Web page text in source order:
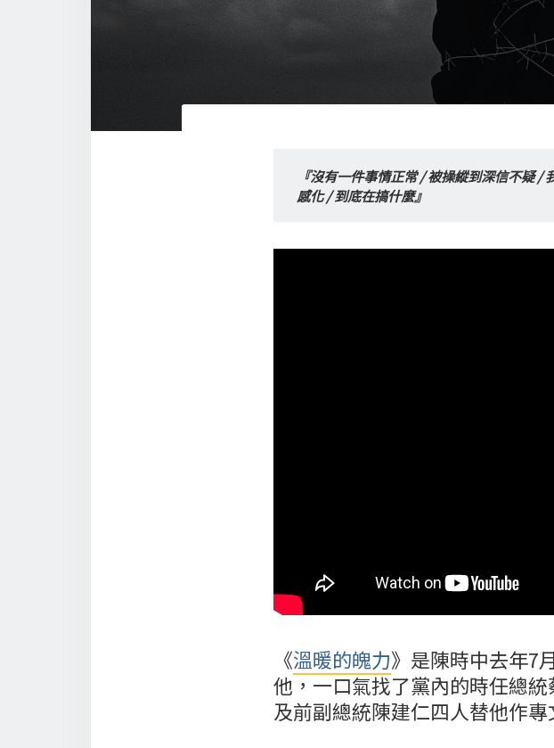
『沒有一件事情正常 / 被操縱到深信不疑
感化 / 到底在搞什麼』
《溫暖的魄力》是陳時中去年7
他，一口氣找了黨內的時任總
及前副總統陳建仁四人替他作專